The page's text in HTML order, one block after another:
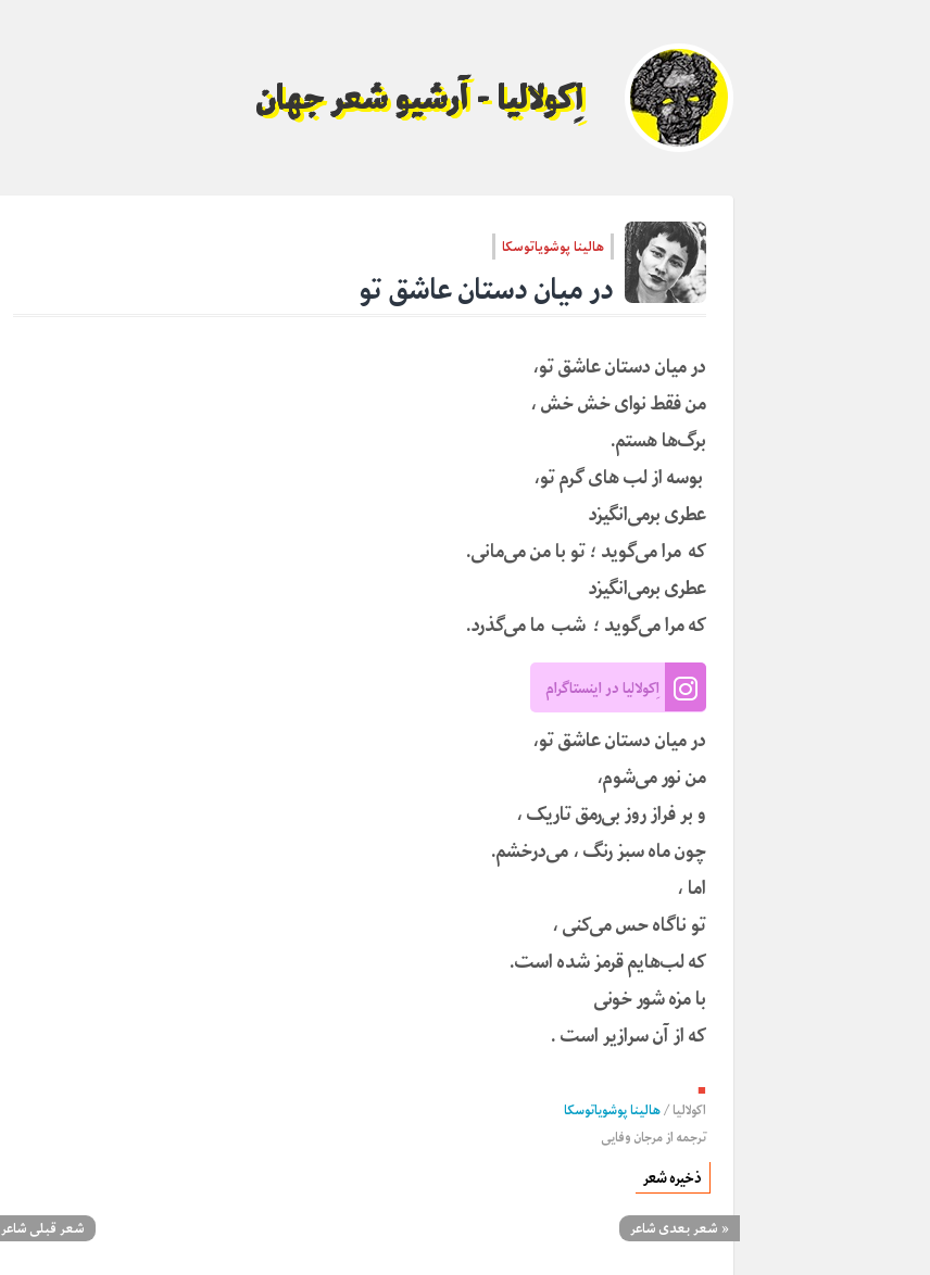
اِکولالیا - آرشیو شعر جهان
هالینا پوشویاتوسکا
در میان دستان عاشق تو
در میان دستان عاشق تو،
من فقط نوای خش خش ،
برگ‌ها هستم.
بوسه از لب های گرم تو،
عطری برمی‌انگیزد
که مرا می‌گوید ؛ تو با من می‌مانی.
عطری برمی‌انگیزد
که مرا می‌گوید ؛ شب ما می‌گذرد.
اِکولالیا در اینستاگرام
در میان دستان عاشق تو،
من نور می‌شوم،
و بر فراز روز بی‌رمق تاریک ،
چون ماه سبز رنگ ، می‌درخشم.
اما ،
تو ناگاه حس می‌کنی ،
که لب‌هایم قرمز شده است.
با مزه شور خونی
که از آن سرازیر است .
■
اکولالیا/هالینا پوشویاتوسکا
ترجمه ازمرجان وفایی
ذخیره شعر
« شعر بعدی شاعر شعر قبلی شاعر